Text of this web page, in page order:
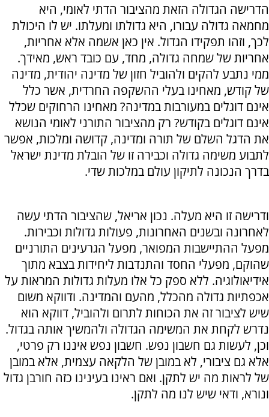
הדרישה הגדולה הזאת מהציבור הדתי לאומי, היא
מחמאה גדולה עבורו, היא גדולתו ומעלתו. יש לו היכולת
לכך, וזהו תפקידו הגדול. אין כאן אשמה אלא אחריות,
אחריות של שמחה גדולה, מחד, עם כובד ראש, מאידך.
ממי נתבע להקים ולהוביל חזון של מדינה יהודית, מדינה
של קודש, מאחינו בעלי ההשקפה החרדית, אשר כלל
אינם דוגלים במעורבות במדינה? מאחינו הרחוקים שכלל
אינם דוגלים בקודש? רק מהציבור התורני לאומי הנושא
את הדגל השלם של תורה ומדינה, קדושה ומלכות, אפשר
לתבוע משימה גדולה וכבירה זו של הובלת מדינת ישראל
בדרך הנכונה לתיקון עולם במלכות שדי.
ודרישה זו היא מעלה. נכון אריאל, שהציבור הדתי עשה
לאחרונה ובשנים האחרונות, פעולות גדולות וכבירות.
מפעל ההתיישבות המפואר, מפעל הגרעינים התורניים
שהוקם, מפעלי החסד והתנדבות ליחידות בצבא מתוך
אידיאולוגיה. ללא ספק כל אלו מעלות גדולות המראות על
אכפתיות גדולה מהכלל, מהעם והמדינה. ודווקא משום
שיש לציבור זה את הכוחות לתרום ולהוביל, דווקא הוא
נדרש לקחת את המשימה הגדולה ולהמשיך אותה בגדול.
וכן, לעשות גם חשבון נפש. חשבון נפש איננו רק פרטי,
אלא גם ציבורי, לא במובן של הלקאה עצמית, אלא במובן
של לראות מה יש לתקן. ואם ראינו בעינינו כזה חורבן גדול
ונורא, ודאי שיש לנו מה לתקן.